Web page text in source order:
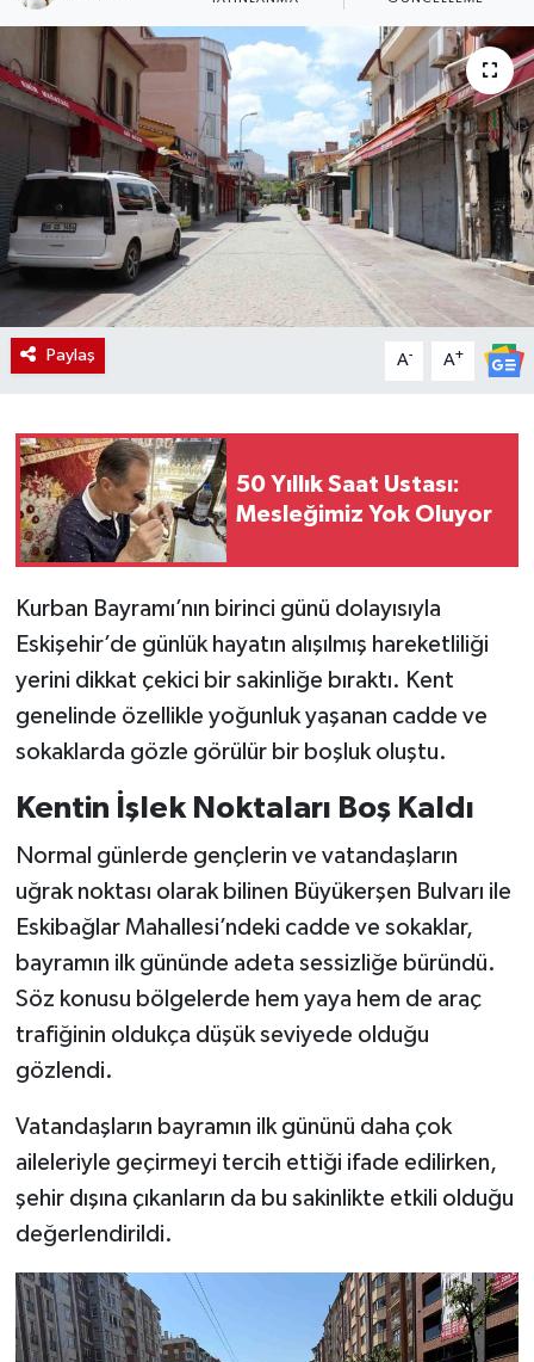
Paylaş A- A+
50 Yıllık Saat Ustası:
Mesleğimiz Yok Oluyor
Kurban Bayramı’nın birinci günü dolayısıyla
Eskişehir’de günlük hayatın alışılmış hareketliliği
yerini dikkat çekici bir sakinliğe bıraktı. Kent
genelinde özellikle yoğunluk yaşanan cadde ve
sokaklarda gözle görülür bir boşluk oluştu.
Kentin İşlek Noktaları Boş Kaldı
Normal günlerde gençlerin ve vatandaşların
uğrak noktası olarak bilinen Büyükerşen Bulvarı ile
Eskibağlar Mahallesi’ndeki cadde ve sokaklar,
bayramın ilk gününde adeta sessizliğe büründü.
Söz konusu bölgelerde hem yaya hem de araç
trafiğinin oldukça düşük seviyede olduğu
gözlendi.
Vatandaşların bayramın ilk gününü daha çok
aileleriyle geçirmeyi tercih ettiği ifade edilirken,
şehir dışına çıkanların da bu sakinlikte etkili olduğu
değerlendirildi.